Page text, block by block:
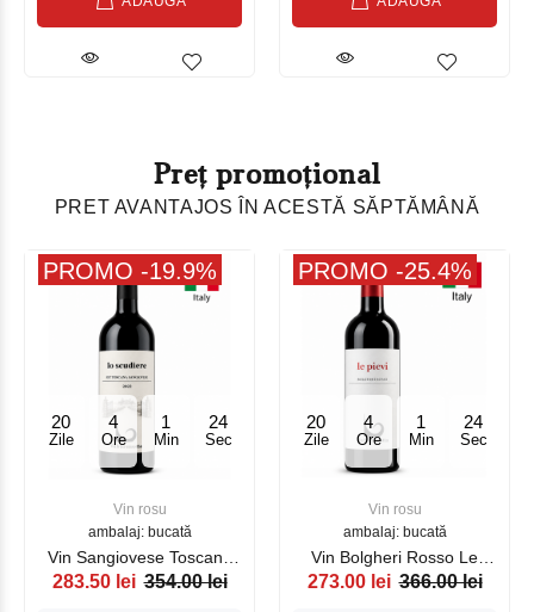
Preț promoțional
PRET AVANTAJOS ÎN ACESTĂ SĂPTĂMÂNĂ
20
Zile
4
Ore
1
Min
23
Sec
PROMO -19.9%
Vin rosu
ambalaj: bucată
Vin Sangiovese Toscana
Lo Scudiere 2022, rosu
283.50 lei 354.00 lei
20
Zile
4
Ore
1
Min
23
Sec
PROMO -25.4%
Vin rosu
ambalaj: bucată
Vin Bolgheri Rosso Le
Pievi , rosu 750ml
273.00 lei 366.00 lei